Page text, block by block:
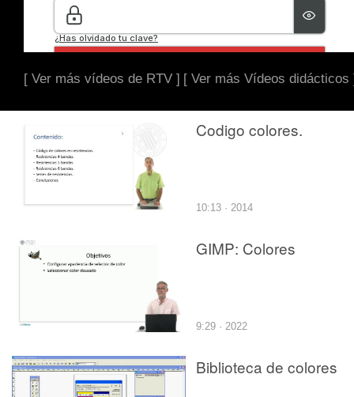
[ Ver más vídeos de RTV ] [ Ver más Vídeos didácticos
Codigo colores.
10:13 · 2014
GIMP: Colores
9:29 · 2022
Biblioteca de colores